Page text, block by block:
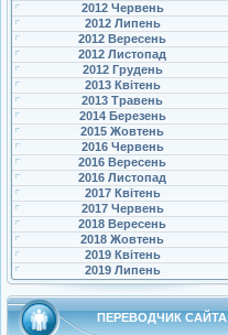
2012 Червень
2012 Липень
2012 Вересень
2012 Листопад
2012 Грудень
2013 Квітень
2013 Травень
2014 Березень
2015 Жовтень
2016 Червень
2016 Вересень
2016 Листопад
2017 Квітень
2017 Червень
2018 Вересень
2018 Жовтень
2019 Квітень
2019 Липень
ПЕРЕВОДЧИК САЙТА